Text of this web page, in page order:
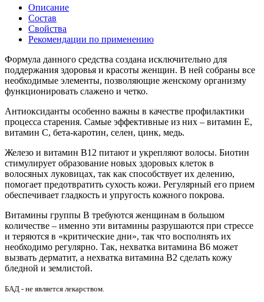
Описание
Состав
Свойства
Рекомендации по применению
Формула данного средства создана исключительно для
поддержания здоровья и красоты женщин. В ней собраны все
необходимые элементы, позволяющие женскому организму
функционировать слажено и четко.
Антиоксиданты особенно важны в качестве профилактики
процесса старения. Самые эффективные из них – витамин E,
витамин C, бета-каротин, селен, цинк, медь.
Железо и витамин B12 питают и укрепляют волосы. Биотин
стимулирует образование новых здоровых клеток в
волосяных луковицах, так как способствует их делению,
помогает предотвратить сухость кожи. Регулярный его прием
обеспечивает гладкость и упругость кожного покрова.
Витамины группы B требуются женщинам в большом
количестве – именно эти витамины разрушаются при стрессе
и теряются в «критические дни», так что восполнять их
необходимо регулярно. Так, нехватка витамина В6 может
вызвать дерматит, а нехватка витамина В2 сделать кожу
бледной и землистой.
БАД - не является лекарством.